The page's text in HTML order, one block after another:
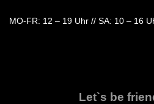
MO-FR: 12 – 19 Uhr // SA: 10 – 16
Let`s be